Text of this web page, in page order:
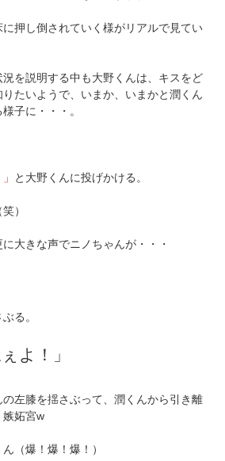
押し倒されていく様がリアルで見てい
を説明する中も大野くんは、キスをど
たいようで、いまか、いまかと潤くん
子に・・・。
と大野くんに投げかける。
）
大きな声でニノちゃんが・・・
る。
よ！」
左膝を揺さぶって、潤くんから引き離
嫉妬宮w
ん（爆！爆！爆！）